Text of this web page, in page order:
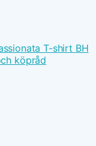
T-shirt BH
köpråd